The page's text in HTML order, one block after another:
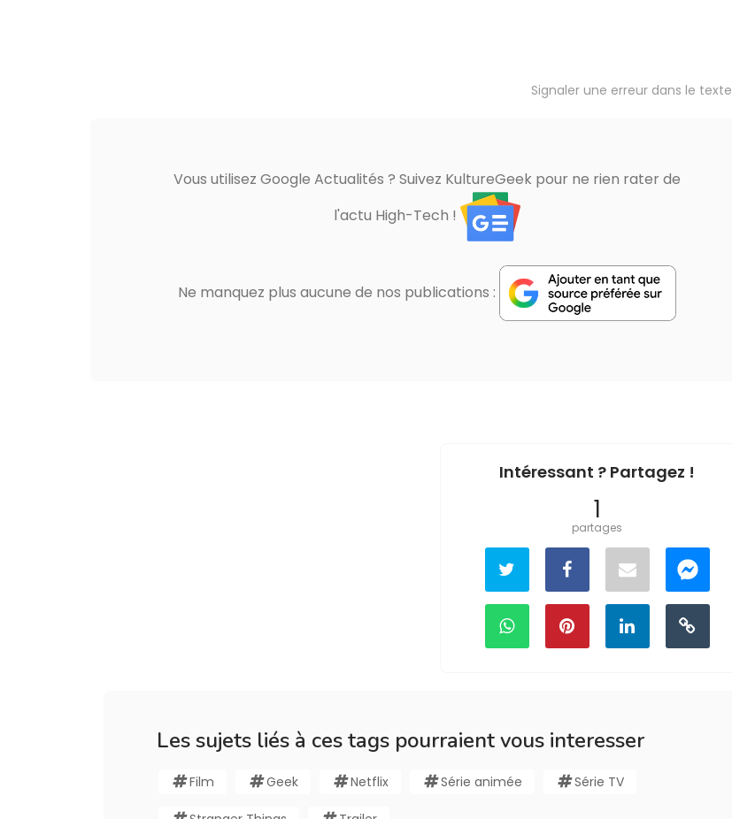
Signaler une erreur dans le texte
Vous utilisez Google Actualités ? Suivez KultureGeek pour ne rien rater de
l'actu High-Tech !
Ne manquez plus aucune de nos publications :
Intéressant ? Partagez !
1
partages
Les sujets liés à ces tags pourraient vous interesser
Film Geek Netflix Série animée Série TV